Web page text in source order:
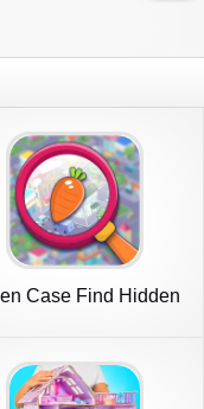
Case Find Hidden